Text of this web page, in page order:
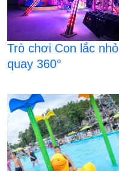
Trò chơi Con lắc nhỏ
quay 360°